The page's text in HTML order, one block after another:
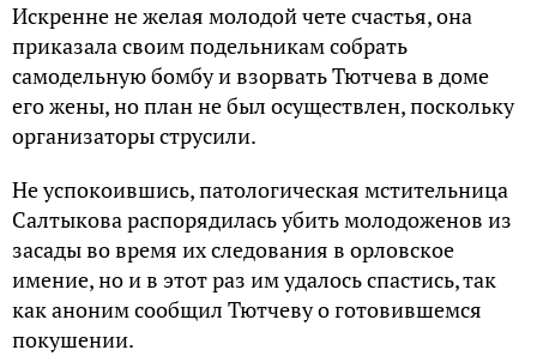
Искренне не желая молодой чете счастья, она
приказала своим подельникам собрать
самодельную бомбу и взорвать Тютчева в доме
его жены, но план не был осуществлен, поскольку
организаторы струсили.
Не успокоившись, патологическая мстительница
Салтыкова распорядилась убить молодоженов из
засады во время их следования в орловское
имение, но и в этот раз им удалось спастись, так
как аноним сообщил Тютчеву о готовившемся
покушении.